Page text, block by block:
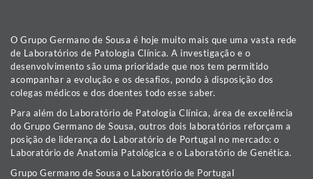
O Grupo Germano de Sousa é hoje muito mais que uma vasta rede
de Laboratórios de Patologia Clínica. A investigação e o
desenvolvimento são uma prioridade que nos tem permitido
acompanhar a evolução e os desafios, pondo à disposição dos
colegas médicos e dos doentes todo esse saber.
Para além do Laboratório de Patologia Clínica, área de excelência
do Grupo Germano de Sousa, outros dois laboratórios reforçam a
posição de liderança do Laboratório de Portugal no mercado: o
Laboratório de Anatomia Patológica e o Laboratório de Genética.
Grupo Germano de Sousa o Laboratório de Portugal